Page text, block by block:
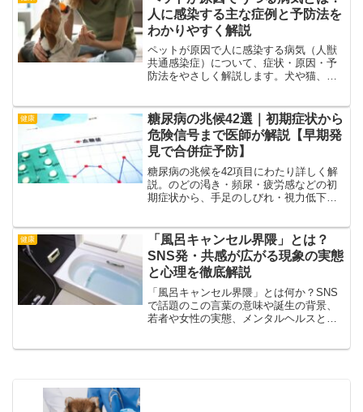
人に感染する主な症例と予防法を
わかりやすく解説
ペットが原因で人に感染する病気（人獣
共通感染症）について、症状・原因・予
防法をやさしく解説します。犬や猫、
健康
糖尿病の兆候42選｜初期症状から
危険信号まで医師が解説【早期発
見で合併症予防】
糖尿病の兆候を42項目にわたり詳しく解
説。のどの渇き・頻尿・疲労感などの初
期症状から、手足のしびれ・視力低下な
介。早期発見で生活習慣改善を。
健康
「風呂キャンセル界隈」とは？
SNS発・共感が広がる現象の実態
と心理を徹底解説
「風呂キャンセル界隈」とは何か？SNS
で話題のこの言葉の意味や誕生の背景、
若者や女性の実態、メンタルヘルスとの